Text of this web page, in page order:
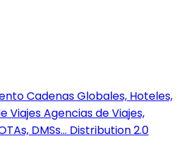
Cadenas Globales, Hoteles,
ViajesAgencias de Viajes,
DMSs... Distribution 2.0